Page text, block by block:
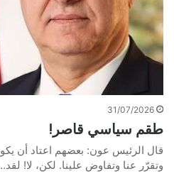
31/07/2026
طقم سياسي قاصر!
قال الرئيس عون: بعضهم اعتاد أن
وتقرّر عنا وتفاوض علينا. لكن، لا!